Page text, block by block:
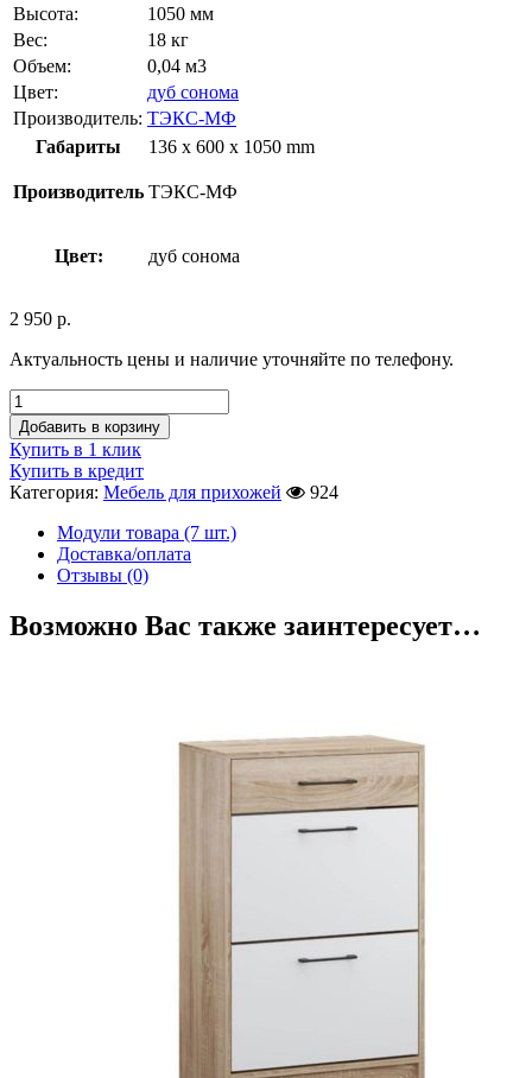
Высота:
1050 мм
Вес:
18 кг
Объем:
0,04 м3
Цвет:
дуб сонома
Производитель: ТЭКС-МФ
Габариты
136 x 600 x 1050 mm
Производитель ТЭКС-МФ
Цвет: дуб сонома
2 950 р.
Актуальность цены и наличие уточняйте по телефону.
Добавить в корзину
Купить в 1 клик
Купить в кредит
Категория: Мебель для прихожей
924
Модули товара (7 шт.)
Доставка/оплата
Отзывы (0)
Возможно Вас также заинтересует…